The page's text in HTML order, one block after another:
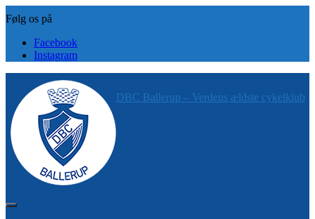
to
content
Facebook
Instagram
DBC Ballerup – Verdens ældste cykelklub